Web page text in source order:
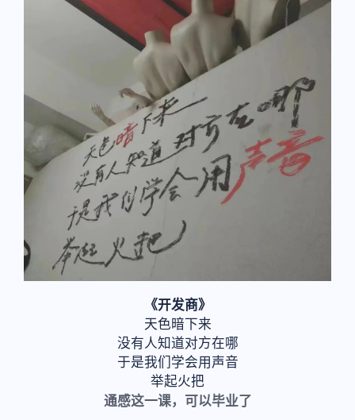
《开发商》
天色暗下来
没有人知道对方在哪
于是我们学会用声音
举起火把
通感这一课，可以毕业了